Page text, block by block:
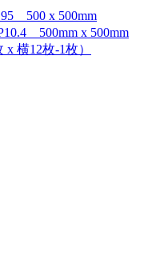
500 x 500mm
500mm x 500mm
横12枚-1枚）